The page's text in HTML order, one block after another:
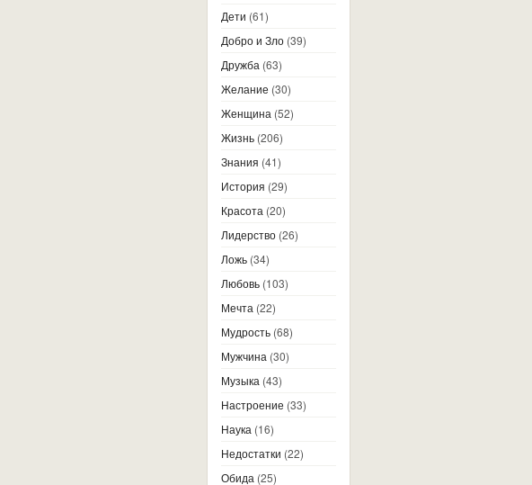
Дети (61)
Добро и Зло (39)
Дружба (63)
Желание (30)
Женщина (52)
Жизнь (206)
Знания (41)
История (29)
Красота (20)
Лидерство (26)
Ложь (34)
Любовь (103)
Мечта (22)
Мудрость (68)
Мужчина (30)
Музыка (43)
Настроение (33)
Наука (16)
Недостатки (22)
Обида (25)